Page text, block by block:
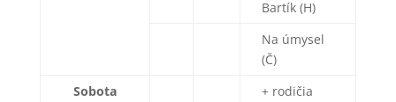
Bartík (H)
Na úmysel
(Č)
Sobota
+ rodičia